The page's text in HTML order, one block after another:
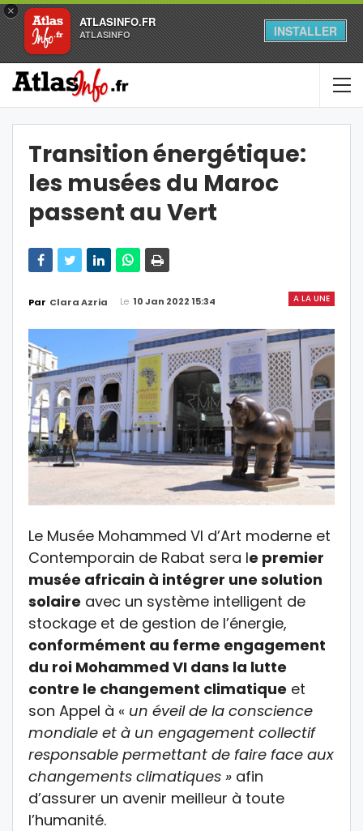
×
ATLASINFO.FR
ATLASINFO INSTALLER
Transition énergétique:
les musées du Maroc
passent au Vert
A LA UNE
Par Clara Azria Le 10 Jan 2022 15:34
Le Musée Mohammed VI d’Art moderne et
Contemporain de Rabat sera le premier
musée africain à intégrer une solution
solaire avec un système intelligent de
stockage et de gestion de l’énergie,
conformément au ferme engagement
du roi Mohammed VI dans la lutte
contre le changement climatique et
son Appel à « un éveil de la conscience
mondiale et à un engagement collectif
responsable permettant de faire face aux
changements climatiques » afin
d’assurer un avenir meilleur à toute
l’humanité.